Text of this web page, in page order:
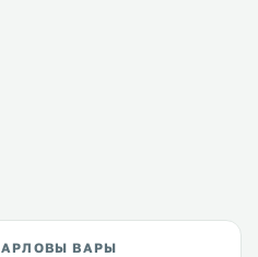
ВАРЫ